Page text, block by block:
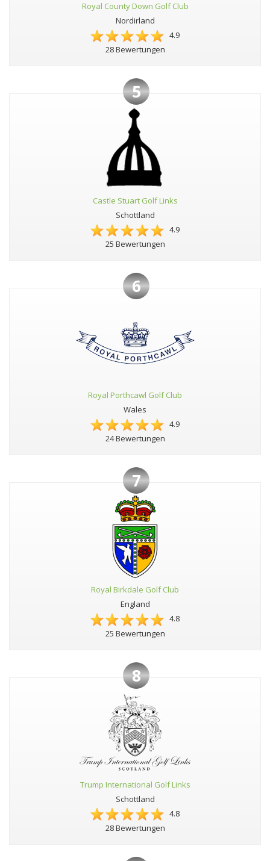
Royal County Down Golf Club
Nordirland
4.9
28 Bewertungen
5
Castle Stuart Golf Links
Schottland
4.9
25 Bewertungen
6
Royal Porthcawl Golf Club
Wales
4.9
24 Bewertungen
7
Royal Birkdale Golf Club
England
4.8
25 Bewertungen
8
Trump International Golf Links
Schottland
4.8
28 Bewertungen